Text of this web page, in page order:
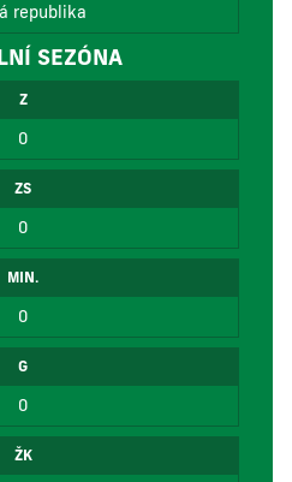
republika
SEZÓNA
Z
0
ZS
0
MIN.
0
G
0
ŽK